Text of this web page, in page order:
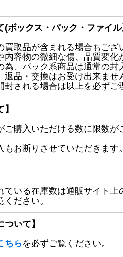
(ボックス・パック・ファイ
取品が含まれる場合もござ
容物の微細な傷、品質変化
為、パック系商品は通常の封
品・交換はお受け出来ませ
封される場合は以上を必ずご
ご購入いただける数に限数が
もお断りさせていただきます。
ている在庫数は通販サイト
ださい。
ついて】
ちら を必ずご覧ください。